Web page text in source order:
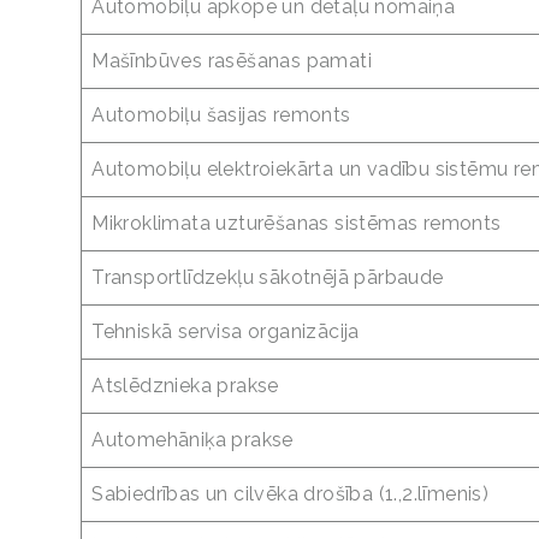
Automobiļu apkope un detaļu nomaiņa
Mašīnbūves rasēšanas pamati
Automobiļu šasijas remonts
Automobiļu elektroiekārta un vadību sistēmu
Mikroklimata uzturēšanas sistēmas remonts
Transportlīdzekļu sākotnējā pārbaude
Tehniskā servisa organizācija
Atslēdznieka prakse
Automehāniķa prakse
Sabiedrības un cilvēka drošība (1.,2.līmenis)